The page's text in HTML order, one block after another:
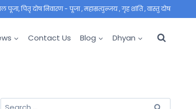
पितृ दोष निवारण - पूजा , महाम्रत्युन्जय , गृह शांति , वास्तु दोष
Contact Us Blog Dhyan
Search